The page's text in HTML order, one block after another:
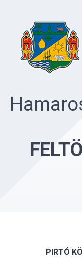
PIRTÓ